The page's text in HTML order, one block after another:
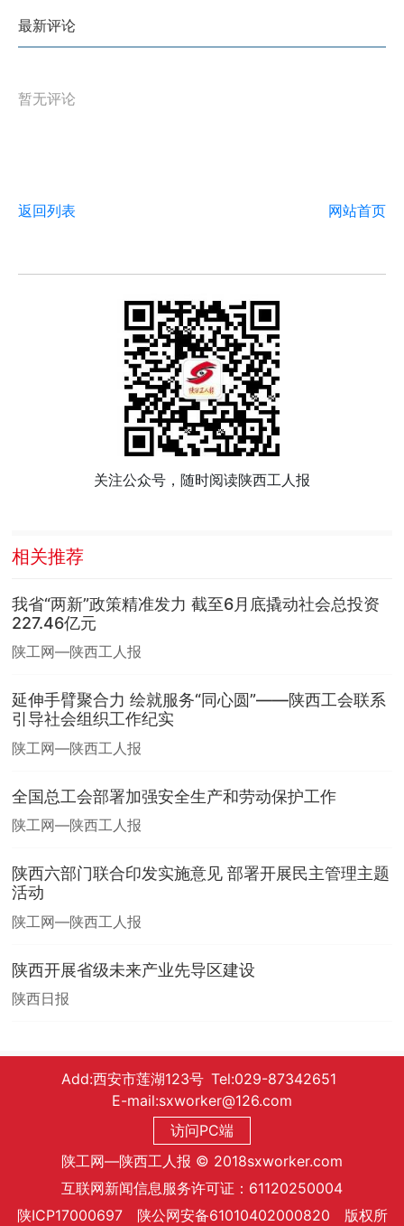
最新评论
暂无评论
返回列表 网站首页
关注公众号，随时阅读陕西工人报
相关推荐
我省“两新”政策精准发力 截至6月底撬动社会总投资
227.46亿元
陕工网—陕西工人报
延伸手臂聚合力 绘就服务“同心圆”——陕西工会联系
引导社会组织工作纪实
陕工网—陕西工人报
全国总工会部署加强安全生产和劳动保护工作
陕工网—陕西工人报
陕西六部门联合印发实施意见 部署开展民主管理主题
活动
陕工网—陕西工人报
陕西开展省级未来产业先导区建设
陕西日报
Add:西安市莲湖123号 Tel:029-87342651
E-mail:sxworker@126.com
访问PC端
陕工网—陕西工人报 © 2018sxworker.com
互联网新闻信息服务许可证：61120250004
陕ICP17000697 陕公网安备61010402000820 版权所